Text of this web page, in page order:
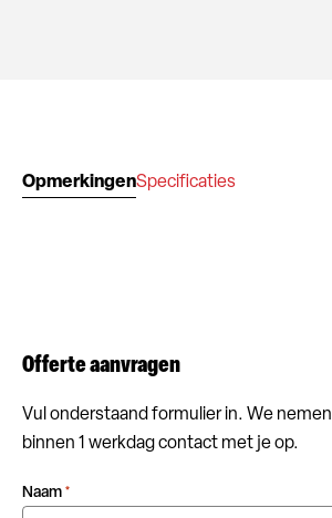
OpmerkingenSpecificaties
Offerte aanvragen
Vul onderstaand formulier in. We
binnen 1 werkdag contact met je op.
Naam *